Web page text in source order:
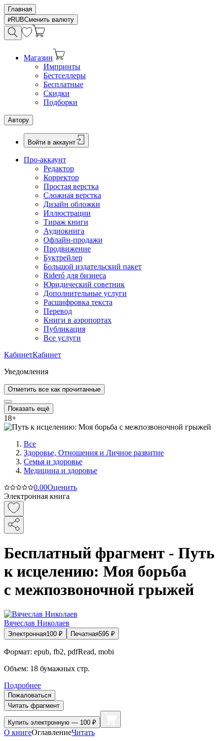
Главная
RUBСменить валюту
Магазин
Импринты
Бестселлеры
Бесплатные
Скидки
Подборки
Автору
Войти в аккаунт
Про-аккаунт
Редактор
Корректор
Простая верстка
Сложная верстка
Дизайн обложки
Иллюстрации
Тираж книги
Аудиокнига
Офлайн-продажи
Продвижение
Буктрейлер
Большой издательский пакет
Rideró для бизнеса
Юридический советник
Дополнительные услуги
Расшифровка текста
Перевод
Книги в аэропортах
Публикация
Все услуги
КабинетКабинет
Уведомления
Отметить все как прочитанные
Показать ещё
18+
Все
Здоровье, Отношения и Личное развитие
Семья и здоровье
Медицина и здоровье
0.00Оценить
Электронная книга
Бесплатный фрагмент - Путь
к исцелению: Моя борьба
с межпозвоночной грыжей
Вячеслав Николаев
Электронная100 ₽ Печатная595 ₽
Формат: epub, fb2, pdfRead, mobi
Объем: 18 бумажных стр.
Подробнее
Пожаловаться
Читать фрагмент
Купить электронную — 100 ₽
О книгеОглавлениеЧитать